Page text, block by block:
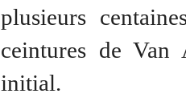
plusieurs
ceintures de
initial.